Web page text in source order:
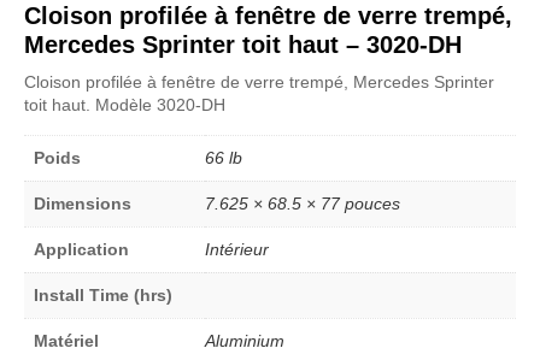
Cloison profilée à fenêtre de verre trempé,
Mercedes Sprinter toit haut – 3020-DH
Cloison profilée à fenêtre de verre trempé, Mercedes Sprinter
toit haut. Modèle 3020-DH
Poids 66 lb
Dimensions 7.625 × 68.5 × 77 pouces
Application Intérieur
Install Time (hrs)
Matériel Aluminium